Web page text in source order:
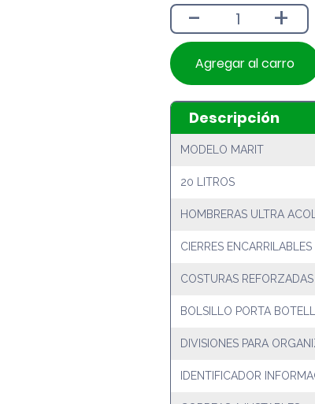
$19.990.
$17.990.
- +
Agregar al carro
Descripción
MODELO MARIT
20 LITROS
HOMBRERAS ULTRA
CIERRES ENCARRILABLES
COSTURAS REFORZADAS
BOLSILLO PORTA
DIVISIONES PARA
IDENTIFICADOR